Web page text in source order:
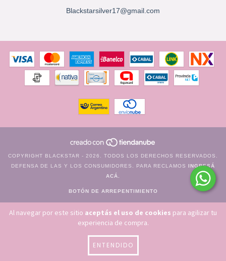
Al navegar por este sitio aceptás el uso de cookies para agilizar tu
experiencia de compra.
ENTENDIDO
Blackstarsilver17@gmail.com
COPYRIGHT BLACKSTAR - 2026. TODOS LOS DERECHOS RESERVADOS.
DEFENSA DE LAS Y LOS CONSUMIDORES. PARA RECLAMOS INGRESÁ
ACÁ.
BOTÓN DE ARREPENTIMIENTO